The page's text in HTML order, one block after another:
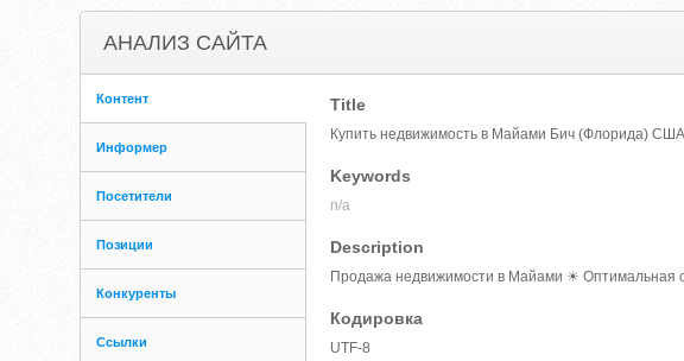
АНАЛИЗ САЙТА
Контент
Информер
Посетители
Позиции
Конкуренты
Ссылки
Title
Купить недвижимость в Майами Бич (Флорида)
Keywords
n/a
Description
Продажа недвижимости в Майами ☀ Оптимальная
Кодировка
UTF-8